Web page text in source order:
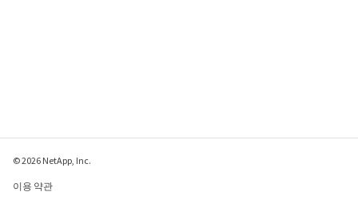
© 2026 NetApp, Inc.
이용 약관